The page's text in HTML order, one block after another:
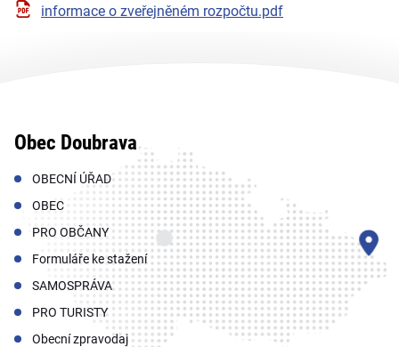
informace o zveřejněném rozpočtu.pdf
Obec Doubrava
OBECNÍ ÚŘAD
OBEC
PRO OBČANY
Formuláře ke stažení
SAMOSPRÁVA
PRO TURISTY
Obecní zpravodaj